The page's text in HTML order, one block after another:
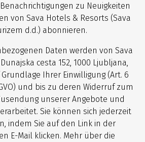
zu Neuigkeiten
von Sava Hotels & Resorts (Sava
d.d.) abonnieren.
Daten werden von Sava
cesta 152, 1000 Ljubljana,
Ihrer Einwilligung (Art. 6
und bis zu deren Widerruf zum
unserer Angebote und
Sie können sich jederzeit
indem Sie auf den Link in der
E-Mail klicken. Mehr über die